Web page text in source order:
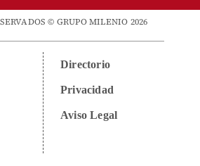
© GRUPO MILENIO 2026
Directorio
Privacidad
Aviso Legal